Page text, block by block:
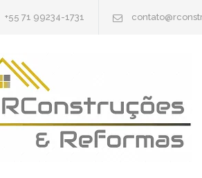
+55 71 99234-1731